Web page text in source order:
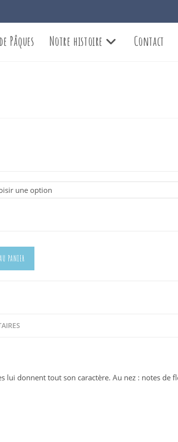
Pâques Notre histoire Contact
une option
PANIER
donnent tout son caractère. Au nez : notes de